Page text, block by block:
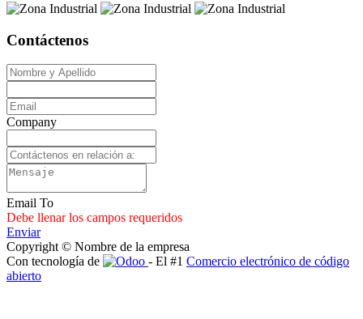
Contáctenos
Company
Email To
Debe llenar los campos requeridos
Enviar
Copyright © Nombre de la empresa
Con tecnología de
- El #1 Comercio electrónico de código
abierto